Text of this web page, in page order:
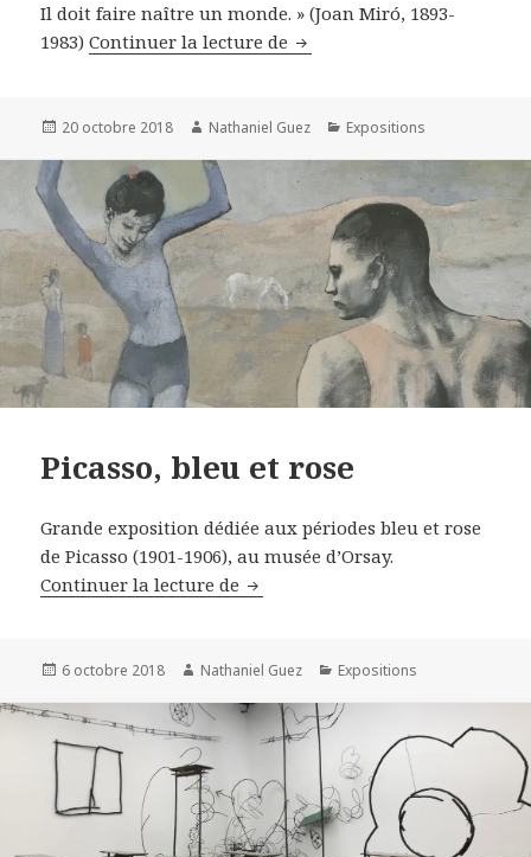
Il doit faire naître un monde. » (Joan Miró, 1893-
1983) Continuer la lecture de Joan Miró au Grand Palais
Publié
20 octobre 2018 Auteur
Nathaniel Guez Catégories
Expositions
Picasso, bleu et rose
Grande exposition dédiée aux périodes bleu et rose
de Picasso (1901-1906), au musée d’Orsay.
Continuer la lecture de Picasso, bleu et rose
Publié
6 octobre 2018 Auteur
Nathaniel Guez Catégories
Expositions